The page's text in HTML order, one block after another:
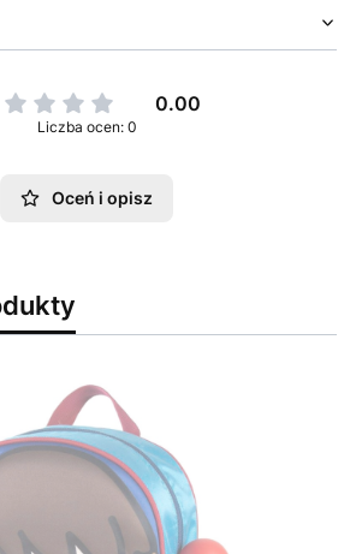
0.00
Liczba ocen: 0
Oceń i opisz